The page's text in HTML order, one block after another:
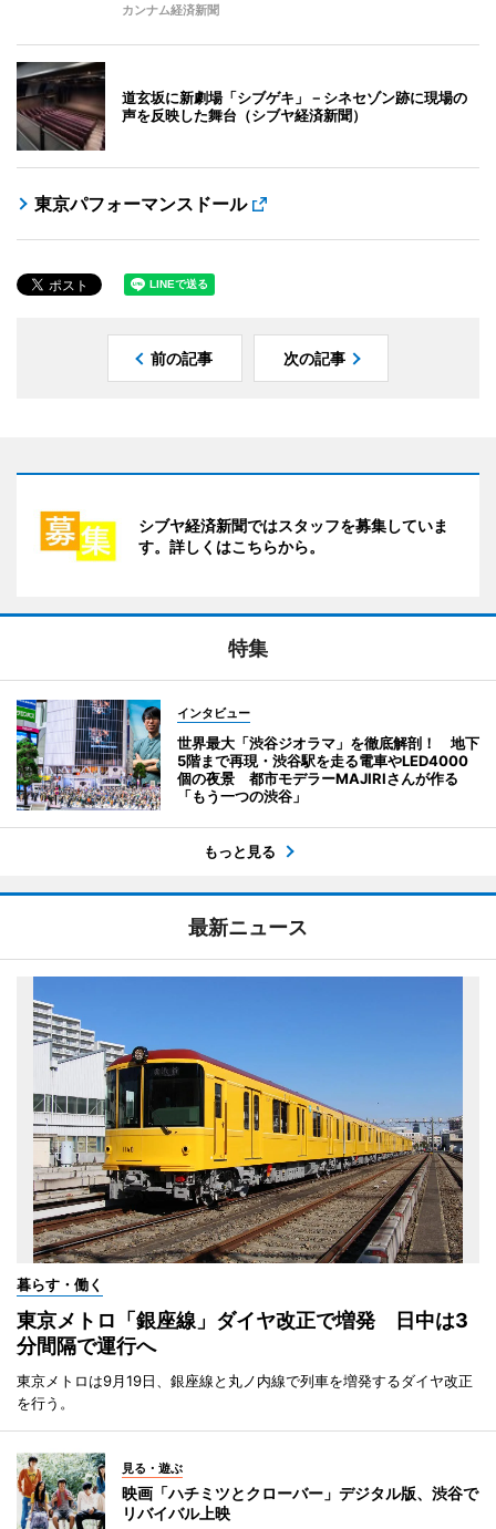
カンナム経済新聞
道玄坂に新劇場「シブゲキ」－シネセゾン跡に現場の
声を反映した舞台（シブヤ経済新聞）
東京パフォーマンスドール
前の記事 次の記事
シブヤ経済新聞ではスタッフを募集していま
す。詳しくはこちらから。
特集
インタビュー
世界最大「渋谷ジオラマ」を徹底解剖！ 地下
5階まで再現・渋谷駅を走る電車やLED4000
個の夜景 都市モデラーMAJIRIさんが作る
「もう一つの渋谷」
もっと見る
最新ニュース
暮らす・働く
東京メトロ「銀座線」ダイヤ改正で増発 日中は3
分間隔で運行へ
東京メトロは9月19日、銀座線と丸ノ内線で列車を増発するダイヤ改正
を行う。
見る・遊ぶ
映画「ハチミツとクローバー」デジタル版、渋谷で
リバイバル上映